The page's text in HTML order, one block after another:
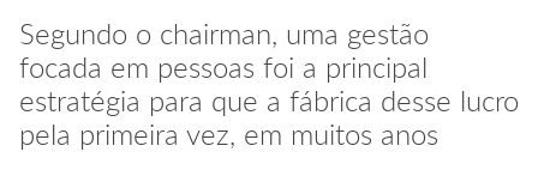
Segundo o chairman, uma gestão
focada em pessoas foi a principal
estratégia para que a fábrica desse lucro
pela primeira vez, em muitos anos